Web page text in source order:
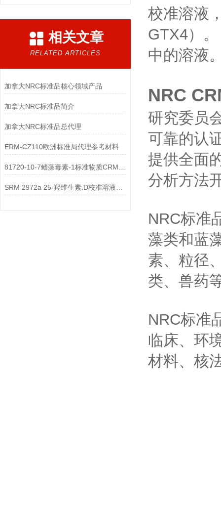
相关文章
RELATED ARTICLES
加拿大NRC标准品核心领域产品
加拿大NRC标准品简介
加拿大NRC标准品总代理
ERM-CZ110欧洲标准局代理参考材料
校准溶液
GTX4）
中的溶液
NRC
研究委员
可靠的认
提供全面
分析方法
NRC标准
藻类和蓝
素、粒径
类、兽药
NRC标准
临床、环
材料、核